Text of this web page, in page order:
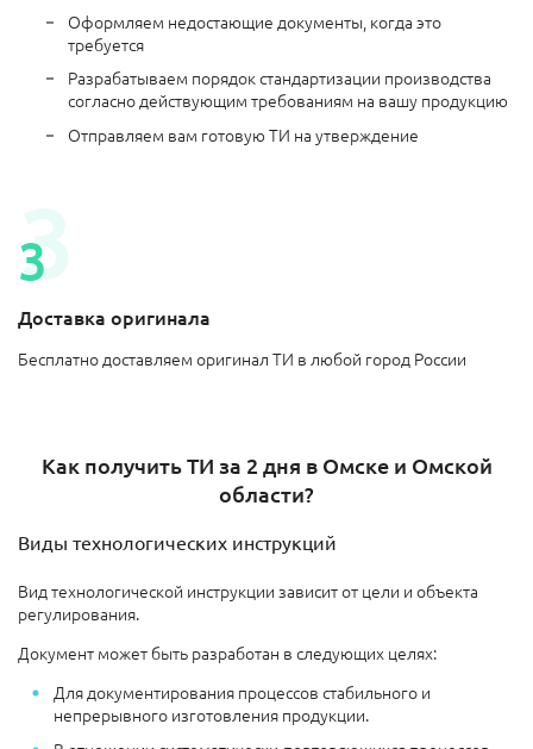
Оформляем недостающие документы, когда это
требуется
Разрабатываем порядок стандартизации производства
согласно действующим требованиям на вашу продукцию
Отправляем вам готовую ТИ на утверждение
Доставка оригинала
Бесплатно доставляем оригинал ТИ в любой город России
Как получить ТИ за 2 дня в Омске и Омской
области?
Виды технологических инструкций
Вид технологической инструкции зависит от цели и объекта
регулирования.
Документ может быть разработан в следующих целях:
Для документирования процессов стабильного и
непрерывного изготовления продукции.